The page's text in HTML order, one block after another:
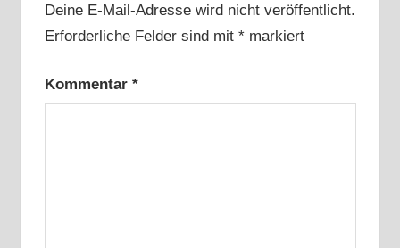
Deine E-Mail-Adresse wird nicht veröffentlicht.
Erforderliche Felder sind mit *markiert
Kommentar *